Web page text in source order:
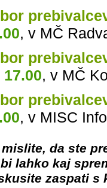
, v MČ
17.00, v MČ
, v MISC
mislite, da ste
lahko kaj
zaspati s